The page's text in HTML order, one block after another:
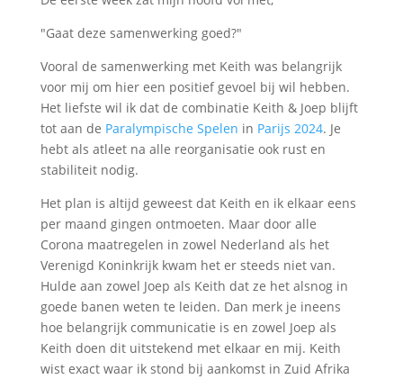
"Gaat deze samenwerking goed?"
Vooral de samenwerking met Keith was belangrijk
voor mij om hier een positief gevoel bij wil hebben.
Het liefste wil ik dat de combinatie Keith & Joep blijft
tot aan de Paralympische Spelen in Parijs 2024. Je
hebt als atleet na alle reorganisatie ook rust en
stabiliteit nodig.
Het plan is altijd geweest dat Keith en ik elkaar eens
per maand gingen ontmoeten. Maar door alle
Corona maatregelen in zowel Nederland als het
Verenigd Koninkrijk kwam het er steeds niet van.
Hulde aan zowel Joep als Keith dat ze het alsnog in
goede banen weten te leiden. Dan merk je ineens
hoe belangrijk communicatie is en zowel Joep als
Keith doen dit uitstekend met elkaar en mij. Keith
wist exact waar ik stond bij aankomst in Zuid Afrika